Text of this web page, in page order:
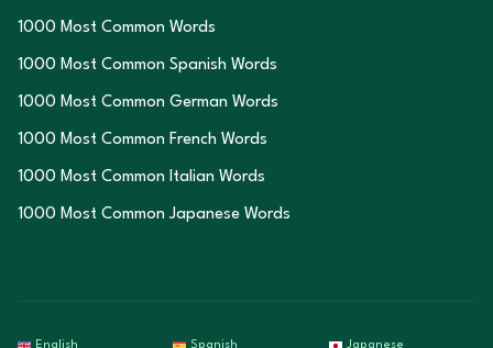
1000 Most Common Words
1000 Most Common Spanish Words
1000 Most Common German Words
1000 Most Common French Words
1000 Most Common Italian Words
1000 Most Common Japanese Words
English Spanish Japanese